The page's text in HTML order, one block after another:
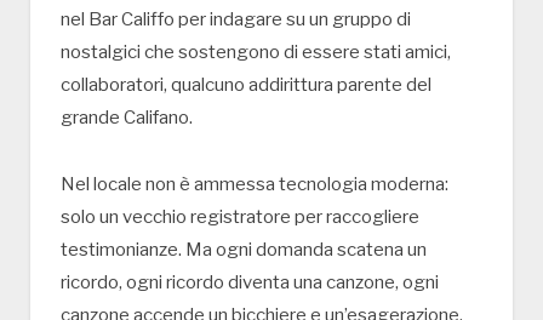
nel Bar Califfo per indagare su un gruppo di
nostalgici che sostengono di essere stati amici,
collaboratori, qualcuno addirittura parente del
grande Califano.
Nel locale non è ammessa tecnologia moderna:
solo un vecchio registratore per raccogliere
testimonianze. Ma ogni domanda scatena un
ricordo, ogni ricordo diventa una canzone, ogni
canzone accende un bicchiere e un’esagerazione.